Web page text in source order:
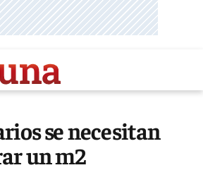
se necesitan
un m2